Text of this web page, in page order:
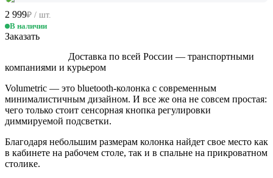
2 999₽ / шт.
В наличии
Заказать
Доставка по всей России — транспортными
компаниями и курьером
Volumetric — это bluetooth-колонка с современным
минималистичным дизайном. И все же она не совсем простая:
чего только стоит сенсорная кнопка регулировки
диммируемой подсветки.
Благодаря небольшим размерам колонка найдет свое место как
в кабинете на рабочем столе, так и в спальне на прикроватном
столике.